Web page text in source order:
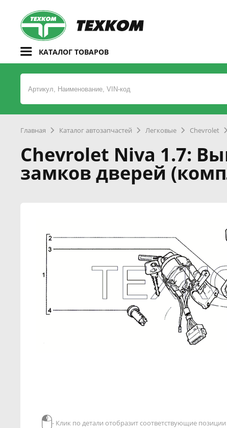
КАТАЛОГ ТОВАРОВ
Главная Каталог автозапчастей Легковые Chevrolet
Chevrolet Niva 1.7:
замков дверей
- Клик по детали отобразит соответствующие позиции